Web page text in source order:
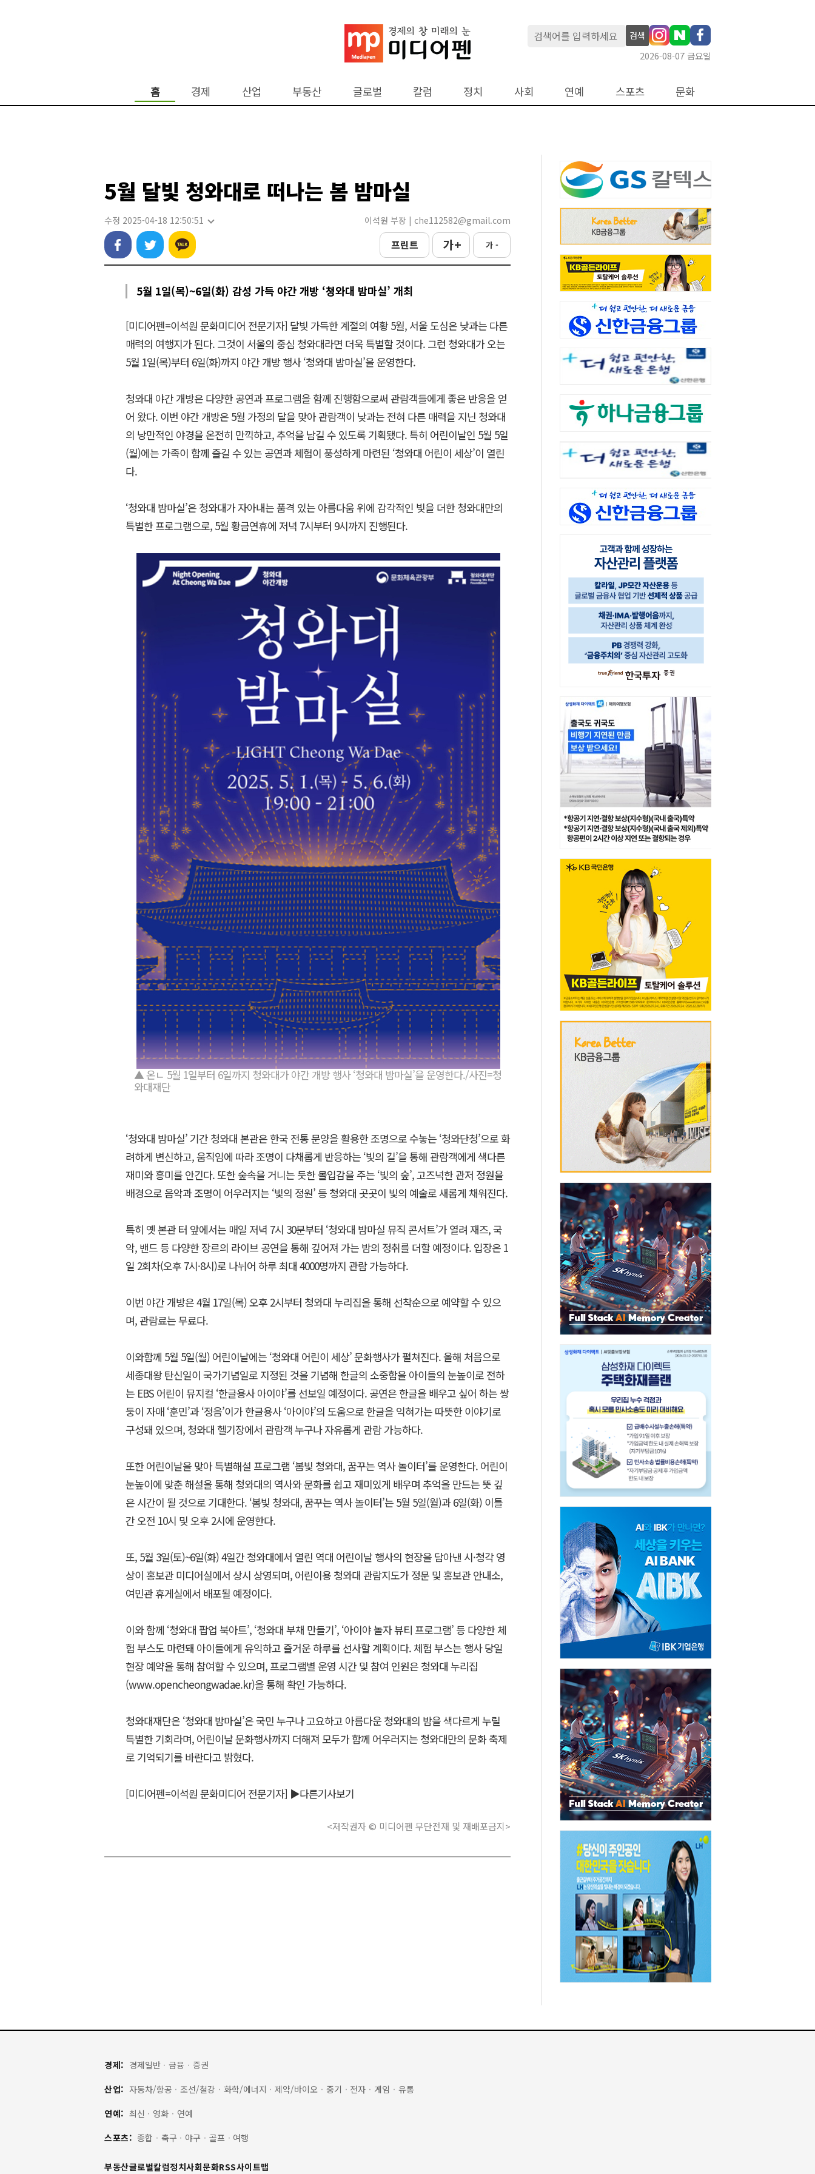
검색
2026-08-07 금요일
홈 경제 산업 부동산 글로벌 칼럼 정치 사회 연예 스포츠 문화
5월 달빛 청와대로 떠나는 봄 밤마실
수정 2025-04-18 12:50:51 이석원 부장 | che112582@gmail.com
프린트 가 + 가 -
5월 1일(목)~6일(화) 감성 가득 야간 개방 ‘청와대 밤마실’ 개최
[미디어펜=이석원 문화미디어 전문기자] 달빛 가득한 계절의 여황 5월, 서울 도심은 낮과는 다른
매력의 여행지가 된다. 그것이 서울의 중심 청와대라면 더욱 특별할 것이다. 그런 청와대가 오는
5월 1일(목)부터 6일(화)까지 야간 개방 행사 ‘청와대 밤마실’을 운영한다.
청와대 야간 개방은 다양한 공연과 프로그램을 함께 진행함으로써 관람객들에게 좋은 반응을 얻
어 왔다. 이번 야간 개방은 5월 가정의 달을 맞아 관람객이 낮과는 전혀 다른 매력을 지닌 청와대
의 낭만적인 야경을 온전히 만끽하고, 추억을 남길 수 있도록 기획됐다. 특히 어린이날인 5월 5일
(월)에는 가족이 함께 즐길 수 있는 공연과 체험이 풍성하게 마련된 ‘청와대 어린이 세상’이 열린
다.
‘청와대 밤마실’은 청와대가 자아내는 품격 있는 아름다움 위에 감각적인 빛을 더한 청와대만의
특별한 프로그램으로, 5월 황금연휴에 저녁 7시부터 9시까지 진행된다.
▲ 온ㄴ 5월 1일부터 6일까지 청와대가 야간 개방 행사 ‘청와대 밤마실’을 운영한다./사진=청
와대재단
‘청와대 밤마실’ 기간 청와대 본관은 한국 전통 문양을 활용한 조명으로 수놓는 ‘청와단청’으로 화
려하게 변신하고, 움직임에 따라 조명이 다채롭게 반응하는 ‘빛의 길’을 통해 관람객에게 색다른
재미와 흥미를 안긴다. 또한 숲속을 거니는 듯한 몰입감을 주는 ‘빛의 숲’, 고즈넉한 관저 정원을
배경으로 음악과 조명이 어우러지는 ‘빛의 정원’ 등 청와대 곳곳이 빛의 예술로 새롭게 채워진다.
특히 옛 본관 터 앞에서는 매일 저녁 7시 30분부터 ‘청와대 밤마실 뮤직 콘서트’가 열려 재즈, 국
악, 밴드 등 다양한 장르의 라이브 공연을 통해 깊어져 가는 밤의 정취를 더할 예정이다. 입장은 1
일 2회차(오후 7시·8시)로 나뉘어 하루 최대 4000명까지 관람 가능하다.
이번 야간 개방은 4월 17일(목) 오후 2시부터 청와대 누리집을 통해 선착순으로 예약할 수 있으
며, 관람료는 무료다.
이와함께 5월 5일(월) 어린이날에는 ‘청와대 어린이 세상’ 문화행사가 펼쳐진다. 올해 처음으로
세종대왕 탄신일이 국가기념일로 지정된 것을 기념해 한글의 소중함을 아이들의 눈높이로 전하
는 EBS 어린이 뮤지컬 ‘한글용사 아이야’를 선보일 예정이다. 공연은 한글을 배우고 싶어 하는 쌍
둥이 자매 ‘훈민’과 ‘정음’이가 한글용사 ‘아이야’의 도움으로 한글을 익혀가는 따뜻한 이야기로
구성돼 있으며, 청와대 헬기장에서 관람객 누구나 자유롭게 관람 가능하다.
또한 어린이날을 맞아 특별해설 프로그램 ‘봄빛 청와대, 꿈꾸는 역사 놀이터’를 운영한다. 어린이
눈높이에 맞춘 해설을 통해 청와대의 역사와 문화를 쉽고 재미있게 배우며 추억을 만드는 뜻 깊
은 시간이 될 것으로 기대한다. ‘봄빛 청와대, 꿈꾸는 역사 놀이터’는 5월 5일(월)과 6일(화) 이틀
간 오전 10시 및 오후 2시에 운영한다.
또, 5월 3일(토)~6일(화) 4일간 청와대에서 열린 역대 어린이날 행사의 현장을 담아낸 시·청각 영
상이 홍보관 미디어실에서 상시 상영되며, 어린이용 청와대 관람지도가 정문 및 홍보관 안내소,
여민관 휴게실에서 배포될 예정이다.
이와 함께 ‘청와대 팝업 북아트’, ‘청와대 부채 만들기’, ‘아이야 놀자 뷰티 프로그램’ 등 다양한 체
험 부스도 마련돼 아이들에게 유익하고 즐거운 하루를 선사할 계획이다. 체험 부스는 행사 당일
현장 예약을 통해 참여할 수 있으며, 프로그램별 운영 시간 및 참여 인원은 청와대 누리집
(www.opencheongwadae.kr)을 통해 확인 가능하다.
청와대재단은 ‘청와대 밤마실’은 국민 누구나 고요하고 아름다운 청와대의 밤을 색다르게 누릴
특별한 기회라며, 어린이날 문화행사까지 더해져 모두가 함께 어우러지는 청와대만의 문화 축제
로 기억되기를 바란다고 밝혔다.
[미디어펜=이석원 문화미디어 전문기자] ▶다른기사보기
<저작권자 © 미디어펜 무단전재 및 재배포금지>
경제: 경제일반 · 금융 · 증권
산업: 자동차/항공 · 조선/철강 · 화학/에너지 · 제약/바이오 · 중기 · 전자 · 게임 · 유통
연예: 최신 · 영화 · 연예
스포츠: 종합 · 축구 · 야구 · 골프 · 여행
부동산글로벌칼럼정치사회문화RSS사이트맵